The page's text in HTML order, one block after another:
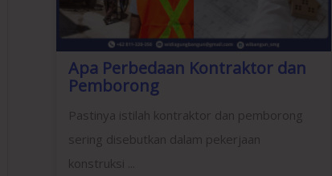
Apa Perbedaan Kontraktor dan
Pemborong
Pastinya istilah kontraktor dan pemborong
sering disebutkan dalam pekerjaan
konstruksi ...